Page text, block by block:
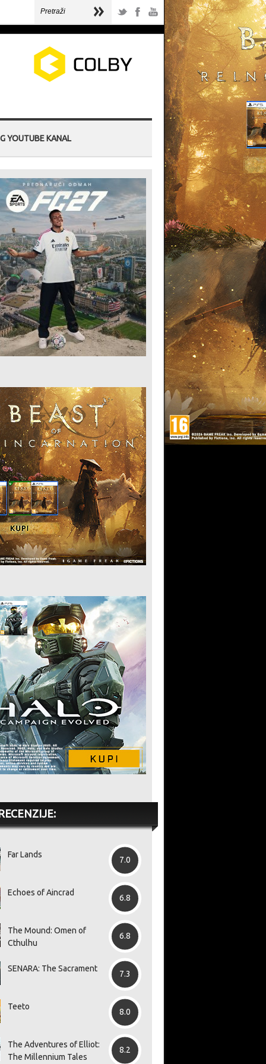
YOUTUBE KANAL
Far Lands
7.0
Echoes of Aincrad
6.8
The Mound: Omen of
Cthulhu
6.8
SENARA: The Sacrament
7.3
Teeto
8.0
The Adventures of Elliot:
The Millennium Tales
8.2